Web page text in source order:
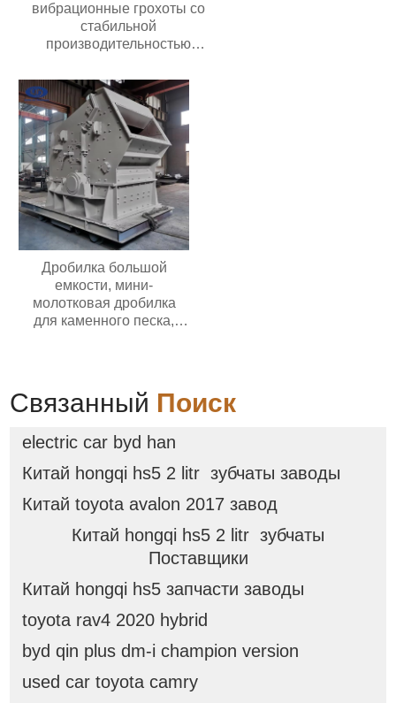
вибрационные грохоты со
стабильной
производительностью
добычи полезных
ископаемыхВысокочастотные
вибрационные грохоты со
стабильной
производительностью
Долговечные грохоты для
добычи полезных
ископаемых
Дробилка большой
емкости, мини-
молотковая дробилка
для каменного песка,
Связанный Поиск
electric car byd han
Китай hongqi hs5 2 litr зубчаты заводы
Китай toyota avalon 2017 завод
Китай hongqi hs5 2 litr зубчаты
Поставщики
Китай hongqi hs5 запчасти заводы
toyota rav4 2020 hybrid
byd qin plus dm-i champion version
used car toyota camry